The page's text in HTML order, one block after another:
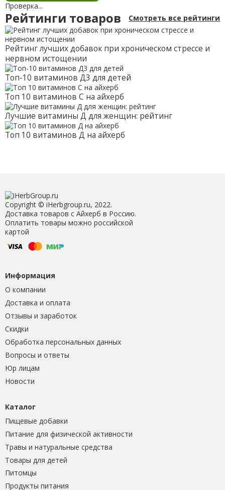
Проверка...
Рейтинги товаров Смотреть все рейтинги
Рейтинг лучших добавок при хроническом стрессе и
нервном истощении
Топ-10 витаминов Д3 для детей
Топ 10 витаминов С на айхерб
Лучшие витамины Д для женщин: рейтинг
Топ 10 витаминов Д на айхерб
Copyright © iHerbgroup.ru, 2022.
Доставка товаров с Айхерб в Россию.
Оплатить товары можно российской
картой
Информация
О компании
Доставка и оплата
Отзывы и заработок
Скидки
Обработка персональных данных
Вопросы и ответы
Юр лицам
Новости
Каталог
Пищевые добавки
Питание для физической активности
Травы и натуральные средства
Товары для детей
Питомцы
Продукты питания